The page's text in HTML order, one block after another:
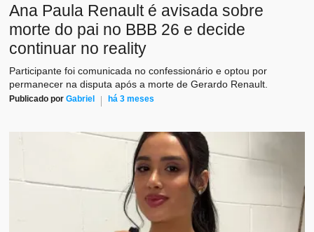
Ana Paula Renault é avisada sobre
morte do pai no BBB 26 e decide
continuar no reality
Participante foi comunicada no confessionário e optou por
permanecer na disputa após a morte de Gerardo Renault.
Publicado porGabriel há 3 meses